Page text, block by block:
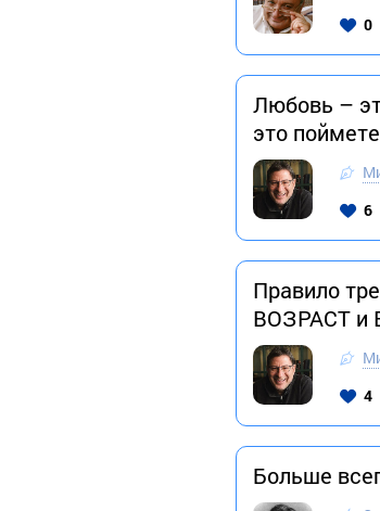
0
Любовь –
это
6
Правило
ВОЗРАСТ и
4
Больше